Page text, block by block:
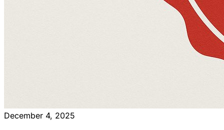
December 4, 2025